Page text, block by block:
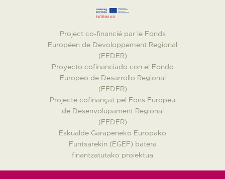
Project co-financié par le Fonds
Européen de Devoloppement Regional
(FEDER)
Proyecto cofinanciado con el Fondo
Europeo de Desarrollo Regional
(FEDER)
Projecte cofinançat pel Fons Europeu
de Desenvolupament Regional
(FEDER)
Eskualde Garapeneko Europako
Funtsarekin (EGEF) batera
finantzatutako proiektua